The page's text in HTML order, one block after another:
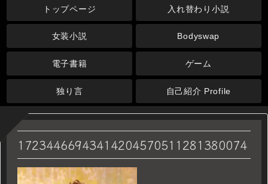
トップページ 入れ替わり小説
女装小説 Bodyswap
電子書籍 ゲーム
独り言 自己紹介 Profile
17234466943414204570511281380074